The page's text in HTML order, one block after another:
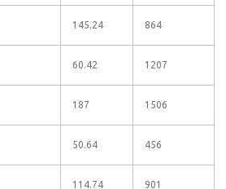
145.24 864
60.42 1207
187 1506
50.64 456
114.74 901